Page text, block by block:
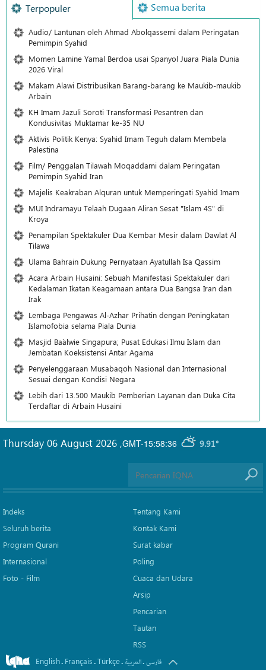
Terpopuler Semua berita
Audio/ Lantunan oleh Ahmad Abolqassemi dalam Peringatan
Pemimpin Syahid
Momen Lamine Yamal Berdoa usai Spanyol Juara Piala Dunia
2026 Viral
Makam Alawi Distribusikan Barang-barang ke Maukib-maukib
Arbain
KH Imam Jazuli Soroti Transformasi Pesantren dan
Kondusivitas Muktamar ke-35 NU
Aktivis Politik Kenya: Syahid Imam Teguh dalam Membela
Palestina
Film/ Penggalan Tilawah Moqaddami dalam Peringatan
Pemimpin Syahid Iran
Majelis Keakraban Alquran untuk Memperingati Syahid Imam
MUI Indramayu Telaah Dugaan Aliran Sesat "Islam 4S" di
Kroya
Penampilan Spektakuler Dua Kembar Mesir dalam Dawlat Al
Tilawa
Ulama Bahrain Dukung Pernyataan Ayatullah Isa Qassim
Acara Arbain Husaini: Sebuah Manifestasi Spektakuler dari
Kedalaman Ikatan Keagamaan antara Dua Bangsa Iran dan
Irak
Lembaga Pengawas Al-Azhar Prihatin dengan Peningkatan
Islamofobia selama Piala Dunia
Masjid Ba`alwie Singapura; Pusat Edukasi Ilmu Islam dan
Jembatan Koeksistensi Antar Agama
Penyelenggaraan Musabaqoh Nasional dan Internasional
Sesuai dengan Kondisi Negara
Lebih dari 13.500 Maukib Pemberian Layanan dan Duka Cita
Terdaftar di Arbain Husaini
GMT-15:58:36 9.91°
Thursday 06 August 2026 ,
Indeks
Seluruh berita
Program Qurani
Internasional
Foto - Film
Tentang Kami
Kontak Kami
Surat kabar
Poling
Cuaca dan Udara
Arsip
Pencarian
Tautan
RSS
English. Français.Türkçe. العربیة.فارسی